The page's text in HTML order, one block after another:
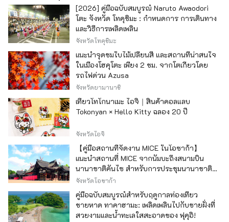
[2026] คู่มือฉบับสมบูรณ์ Naruto Awaodori
โตะ จังหวัด โทคุชิมะ : กำหนดการ การเดินทาง
และวิธีการเพลิดเพลิน
จังหวัดโทคุชิมะ
แนะนำจุดชมใบไม้เปลี่ยนสี และสถานที่น่าสนใจ
ในเมืองโฮคุโตะ เพียง 2 ชม. จากโตเกียวโดย
รถไฟด่วน Azusa
จังหวัดยามานาชิ
เที่ยวโทโกนาเมะ ไอจิ｜สินค้าคอลแลบ
Tokonyan × Hello Kitty ฉลอง 20 ปี
จังหวัดไอจิ
【คู่มือสถานที่จัดงาน MICE ในโอซาก้า】
แนะนำสถานที่ MICE จากนัมบะถึงสนามบิน
นานาชาติคันไซ สำหรับการประชุมนานาชาติ
และกิจกรรมองค์กร
จังหวัดโอซาก้า
คู่มือฉบับสมบูรณ์สำหรับฤดูกาลท่องเที่ยว
ชายหาด ทาคาฮามะ: เพลิดเพลินไปกับชายฝั่งที่
สวยงามและน้ำทะเลใสสะอาดของ ฟุคุอิ!